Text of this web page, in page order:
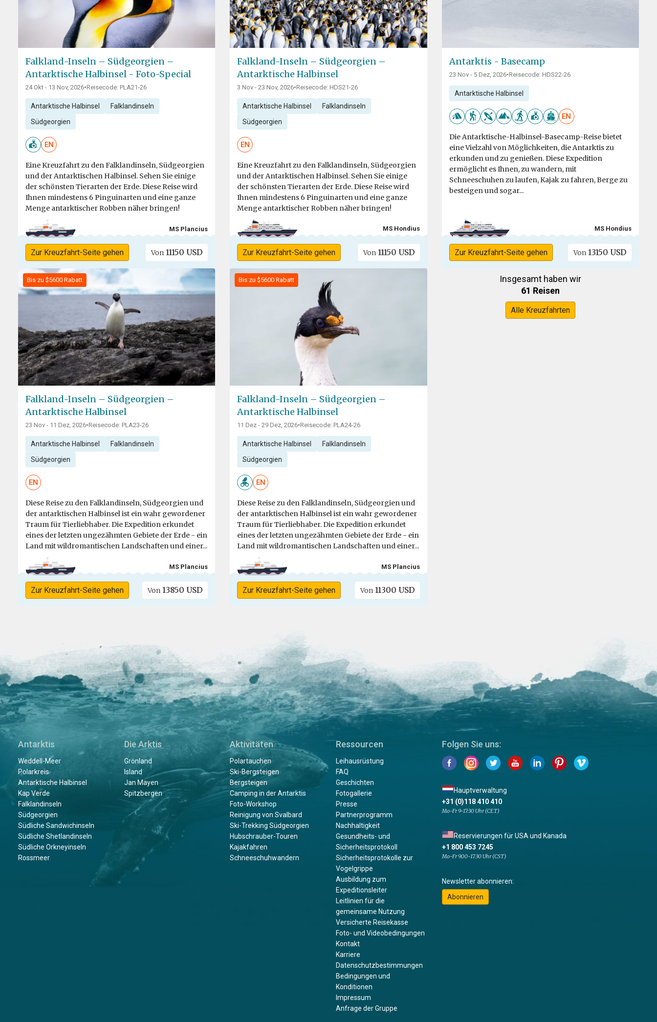
Falkland-Inseln – Südgeorgien –
Antarktische Halbinsel - Foto-Special
24 Okt - 13 Nov, 2026•Reisecode: PLA21-26
Antarktische Halbinsel Falklandinseln
Südgeorgien
EN
Eine Kreuzfahrt zu den Falklandinseln, Südgeorgien
und der Antarktischen Halbinsel. Sehen Sie einige
der schönsten Tierarten der Erde. Diese Reise wird
Ihnen mindestens 6 Pinguinarten und eine ganze
Menge antarktischer Robben näher bringen!
MS Plancius
Zur Kreuzfahrt-Seite gehen Von 11150 USD
Falkland-Inseln – Südgeorgien –
Antarktische Halbinsel
3 Nov - 23 Nov, 2026•Reisecode: HDS21-26
Antarktische Halbinsel Falklandinseln
Südgeorgien
EN
Eine Kreuzfahrt zu den Falklandinseln, Südgeorgien
und der Antarktischen Halbinsel. Sehen Sie einige
der schönsten Tierarten der Erde. Diese Reise wird
Ihnen mindestens 6 Pinguinarten und eine ganze
Menge antarktischer Robben näher bringen!
MS Hondius
Zur Kreuzfahrt-Seite gehen Von11150 USD
Antarktis - Basecamp
23 Nov - 5 Dez, 2026•Reisecode: HDS22-26
Antarktische Halbinsel
EN
Die Antarktische-Halbinsel-Basecamp-Reise bietet
eine Vielzahl von Möglichkeiten, die Antarktis zu
erkunden und zu genießen. Diese Expedition
ermöglicht es Ihnen, zu wandern, mit
Schneeschuhen zu laufen, Kajak zu fahren, Berge zu
besteigen und sogar...
MS Hondius
Zur Kreuzfahrt-Seite gehen Von 13150 USD
Bis zu $5600 Rabatt
Falkland-Inseln – Südgeorgien –
Antarktische Halbinsel
23 Nov - 11 Dez, 2026•Reisecode: PLA23-26
Antarktische Halbinsel Falklandinseln
Südgeorgien
EN
Diese Reise zu den Falklandinseln, Südgeorgien und
der antarktischen Halbinsel ist ein wahr gewordener
Traum für Tierliebhaber. Die Expedition erkundet
eines der letzten ungezähmten Gebiete der Erde - ein
Land mit wildromantischen Landschaften und einer...
MS Plancius
Zur Kreuzfahrt-Seite gehen Von 13850 USD
Bis zu $5600 Rabatt
Falkland-Inseln – Südgeorgien –
Antarktische Halbinsel
11 Dez - 29 Dez, 2026•Reisecode: PLA24-26
Antarktische Halbinsel Falklandinseln
Südgeorgien
EN
Diese Reise zu den Falklandinseln, Südgeorgien und
der antarktischen Halbinsel ist ein wahr gewordener
Traum für Tierliebhaber. Die Expedition erkundet
eines der letzten ungezähmten Gebiete der Erde - ein
Land mit wildromantischen Landschaften und einer...
MS Plancius
Zur Kreuzfahrt-Seite gehen Von11300 USD
Insgesamt haben wir
61 Reisen
Alle Kreuzfahrten
Antarktis
Weddell-Meer
Polarkreis
Antarktische Halbinsel
Kap Verde
Falklandinseln
Südgeorgien
Südliche Sandwichinseln
Südliche Shetlandinseln
Südliche Orkneyinseln
Rossmeer
Die Arktis
Grönland
Island
Jan Mayen
Spitzbergen
Aktivitäten
Polartauchen
Ski-Bergsteigen
Bergsteigen
Camping in der Antarktis
Foto-Workshop
Reinigung von Svalbard
Ski-Trekking Südgeorgien
Hubschrauber-Touren
Kajakfahren
Schneeschuhwandern
Ressourcen
Leihausrüstung
FAQ
Geschichten
Fotogallerie
Presse
Partnerprogramm
Nachhaltigkeit
Gesundheits- und
Sicherheitsprotokoll
Sicherheitsprotokolle zur
Vogelgrippe
Ausbildung zum
Expeditionsleiter
Leitlinien für die
gemeinsame Nutzung
Versicherte Reisekasse
Foto- und Videobedingungen
Kontakt
Karriere
Datenschutzbestimmungen
Bedingungen und
Konditionen
Impressum
Anfrage der Gruppe
Folgen Sie uns:
Hauptverwaltung
+31 (0)118 410 410
Mo-Fr 9-17:30 Uhr (CET)
Reservierungen für USA und Kanada
+1 800 453 7245
Mo-Fr 9.00-17.30 Uhr (CST)
Newsletter abonnieren:
Abonnieren